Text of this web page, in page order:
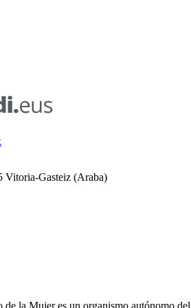
Vitoria-Gasteiz (Araba)
de la Mujer es un organismo autónomo